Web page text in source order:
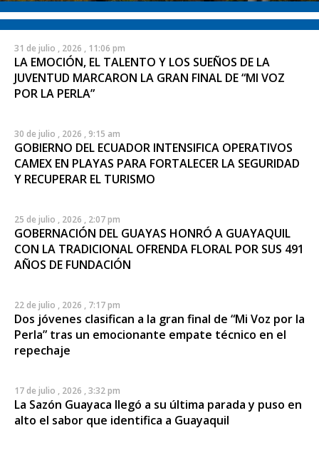
31 de julio , 2026 , 11:06 pm
LA EMOCIÓN, EL TALENTO Y LOS SUEÑOS DE LA
JUVENTUD MARCARON LA GRAN FINAL DE “MI VOZ
POR LA PERLA”
30 de julio , 2026 , 9:15 am
GOBIERNO DEL ECUADOR INTENSIFICA OPERATIVOS
CAMEX EN PLAYAS PARA FORTALECER LA SEGURIDAD
Y RECUPERAR EL TURISMO
25 de julio , 2026 , 2:07 pm
GOBERNACIÓN DEL GUAYAS HONRÓ A GUAYAQUIL
CON LA TRADICIONAL OFRENDA FLORAL POR SUS 491
AÑOS DE FUNDACIÓN
22 de julio , 2026 , 7:17 pm
Dos jóvenes clasifican a la gran final de “Mi Voz por la
Perla” tras un emocionante empate técnico en el
repechaje
17 de julio , 2026 , 3:32 pm
La Sazón Guayaca llegó a su última parada y puso en
alto el sabor que identifica a Guayaquil